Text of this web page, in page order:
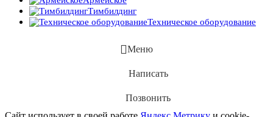
Тимбилдинг
Техническое оборудование
Меню
Написать
Позвонить